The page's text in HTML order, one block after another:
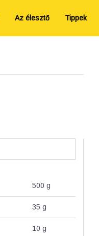
Az élesztő Tippek
500 g
35 g
10 g